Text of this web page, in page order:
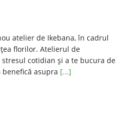
atelier de Ikebana, în cadrul
florilor. Atelierul de
cotidian şi a te bucura de
asupra [...]